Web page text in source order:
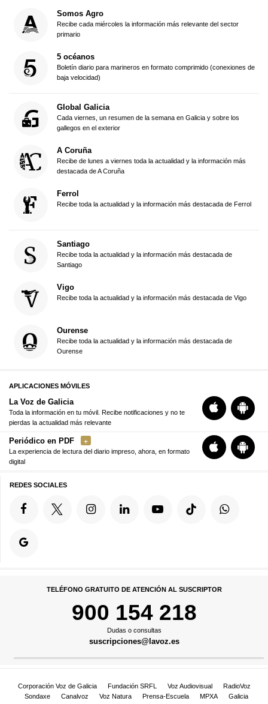
Somos Agro
Recibe cada miércoles la información más relevante del sector
primario
5 océanos
Boletín diario para marineros en formato comprimido (conexiones de
baja velocidad)
Global Galicia
Cada viernes, un resumen de la semana en Galicia y sobre los
gallegos en el exterior
A Coruña
Recibe de lunes a viernes toda la actualidad y la información más
destacada de A Coruña
Ferrol
Recibe toda la actualidad y la información más destacada de Ferrol
Santiago
Recibe toda la actualidad y la información más destacada de
Santiago
Vigo
Recibe toda la actualidad y la información más destacada de Vigo
Ourense
Recibe toda la actualidad y la información más destacada de
Ourense
APLICACIONES MÓVILES
La Voz de Galicia
Toda la información en tu móvil. Recibe notificaciones y no te
pierdas la actualidad más relevante
Periódico en PDF
La experiencia de lectura del diario impreso, ahora, en formato
digital
REDES SOCIALES
TELÉFONO GRATUITO DE ATENCIÓN AL SUSCRIPTOR
900 154 218
Dudas o consultas
suscripciones@lavoz.es
Corporación Voz de Galicia Fundación SRFL Voz Audiovisual
RadioVoz
Sondaxe
Canalvoz Voz Natura Prensa-Escuela MPXA
Galicia